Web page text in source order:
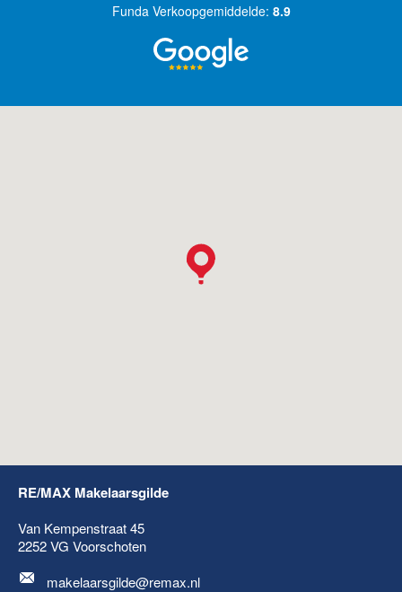
Funda Verkoopgemiddelde: 8.9
RE/MAX Makelaarsgilde
Van Kempenstraat 45
2252 VG Voorschoten
makelaarsgilde@remax.nl